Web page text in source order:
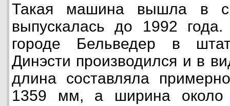
Такая машина вышла в
выпускалась до 1992
городе Бельведер в
Динэсти производился и в
длина составляла
1359 мм, а ширина около